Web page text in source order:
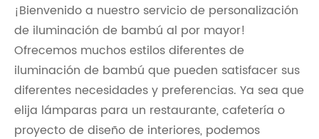
¡Bienvenido a nuestro servicio de personalización
de iluminación de bambú al por mayor!
Ofrecemos muchos estilos diferentes de
iluminación de bambú que pueden satisfacer sus
diferentes necesidades y preferencias. Ya sea que
elija lámparas para un restaurante, cafetería o
proyecto de diseño de interiores, podemos